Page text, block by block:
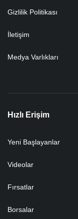
Gizlilik Politikası
İletişim
Medya Varlıkları
Hızlı Erişim
Yeni Başlayanlar
Videolar
Fırsatlar
Borsalar